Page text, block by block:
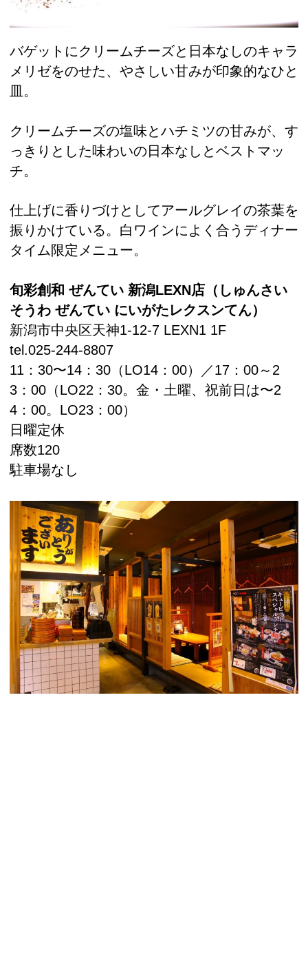
バゲットにクリームチーズと日本なしのキャラ
メリゼをのせた、やさしい甘みが印象的なひと
皿。
クリームチーズの塩味とハチミツの甘みが、す
っきりとした味わいの日本なしとベストマッ
チ。
仕上げに香りづけとしてアールグレイの茶葉を
振りかけている。白ワインによく合うディナー
タイム限定メニュー。
旬彩創和 ぜんてい 新潟LEXN店 （しゅんさい
そうわ ぜんてい にいがたレクスンてん）
新潟市中央区天神1-12-7 LEXN1 1F
tel.025-244-8807
11：30〜14：30（LO14：00）／17：00～2
3：00（LO22：30。金・土曜、祝前日は〜2
4：00。LO23：00）
日曜定休
席数120
駐車場なし